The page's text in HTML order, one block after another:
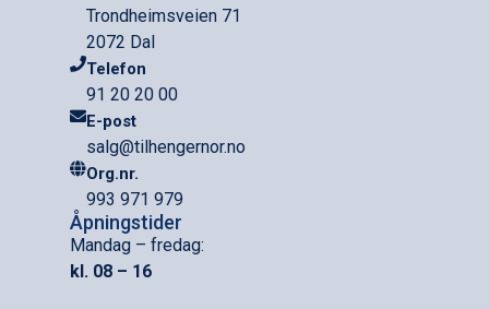
Trondheimsveien 71
2072 Dal
Telefon
91 20 20 00
E-post
salg@tilhengernor.no
Org.nr.
993 971 979
Åpningstider
Mandag – fredag:
kl. 08 – 16